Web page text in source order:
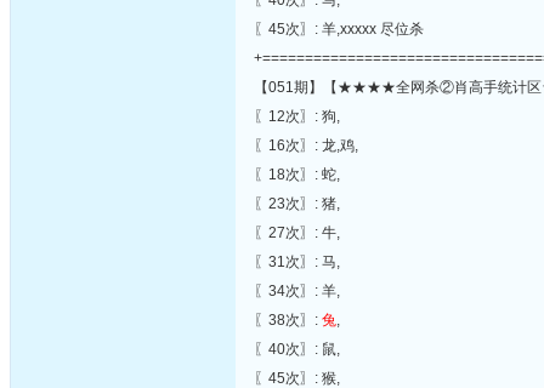
〖45次〗: 羊,xxxxx 尽位杀
【051期】【★★★★全网杀②肖高手统计
〖12次〗: 狗,
〖16次〗: 龙,鸡,
〖18次〗: 蛇,
〖23次〗: 猪,
〖27次〗: 牛,
〖31次〗: 马,
〖34次〗: 羊,
〖38次〗: 兔,
〖40次〗: 鼠,
〖45次〗: 猴,